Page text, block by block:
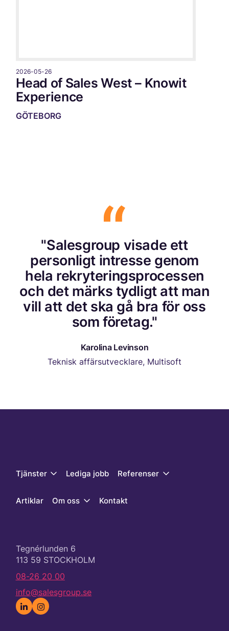
2026-05-26
Head of Sales West – Knowit
Experience
GÖTEBORG
"Salesgroup visade ett
personligt intresse genom
hela rekryteringsprocessen
och det märks tydligt att man
vill att det ska gå bra för oss
som företag."
Karolina Levinson
Teknisk affärsutvecklare, Multisoft
Tjänster Lediga jobb Referenser
Artiklar Om oss Kontakt
Tegnérlunden 6
113 59 STOCKHOLM
08-26 20 00
info@salesgroup.se